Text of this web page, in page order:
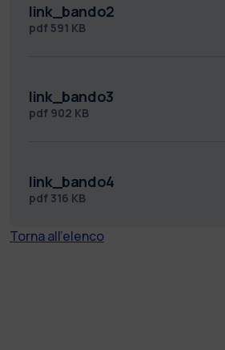
link_bando2
pdf 591 KB
link_bando3
pdf 902 KB
link_bando4
pdf 316 KB
Torna all'elenco